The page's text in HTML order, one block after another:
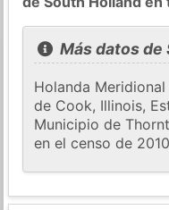
Más datos de
Holanda
de Cook, Illinois,
Municipio de
en el censo de